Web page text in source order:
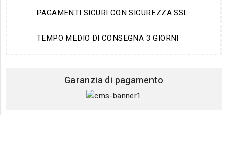
PAGAMENTI SICURI CON SICUREZZA SSL
TEMPO MEDIO DI CONSEGNA 3 GIORNI
Garanzia di pagamento